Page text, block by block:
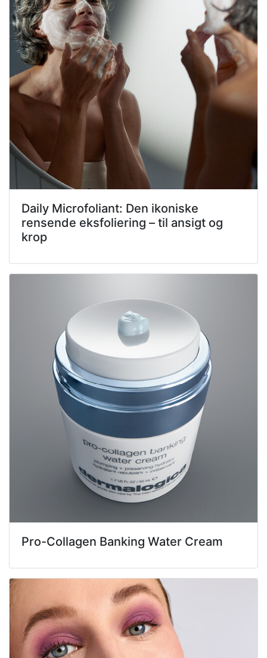
Daily Microfoliant: Den ikoniske
rensende eksfoliering – til ansigt og
krop
Pro-Collagen Banking Water Cream